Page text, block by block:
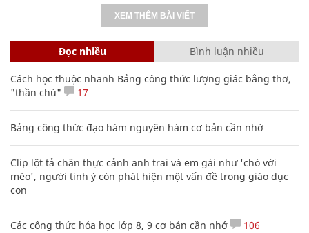
XEM THÊM BÀI VIẾT
Đọc nhiều Bình luận nhiều
Cách học thuộc nhanh Bảng công thức lượng giác bằng thơ,
"thần chú"
17
Bảng công thức đạo hàm nguyên hàm cơ bản cần nhớ
Clip lột tả chân thực cảnh anh trai và em gái như 'chó với
mèo', người tinh ý còn phát hiện một vấn đề trong giáo dục
con
Các công thức hóa học lớp 8, 9 cơ bản cần nhớ 106